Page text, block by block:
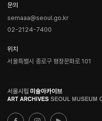
문의
semaaa@seoul.go.kr
02-2124-7400
위치
서울특별시 종로구 평창문화로 101
로
고